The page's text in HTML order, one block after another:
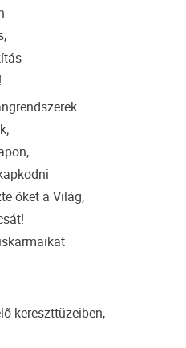
őket a Világ,
kereszttüzeiben,